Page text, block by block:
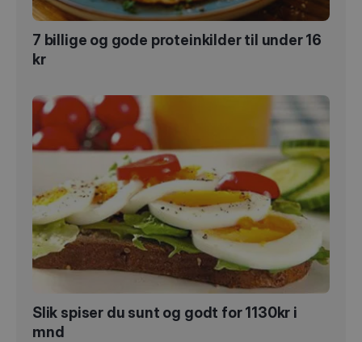
7 billige og gode proteinkilder til under 16
kr
Slik spiser du sunt og godt for 1130kr i
mnd